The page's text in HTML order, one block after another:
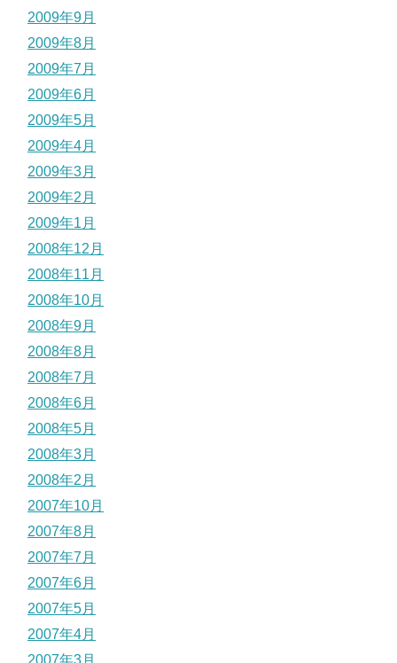
2009年9月
2009年8月
2009年7月
2009年6月
2009年5月
2009年4月
2009年3月
2009年2月
2009年1月
2008年12月
2008年11月
2008年10月
2008年9月
2008年8月
2008年7月
2008年6月
2008年5月
2008年3月
2008年2月
2007年10月
2007年8月
2007年7月
2007年6月
2007年5月
2007年4月
2007年3月